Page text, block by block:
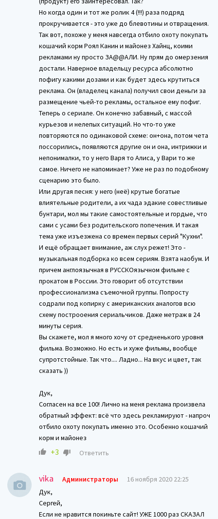
Но когда один и тот же ролик 4 (!!!) раза подряд
прокручивается - это уже до блевотины и отвращения.
Так вот, похоже у меня навсегда отбило охоту покупать
кошачий корм Роял Канин и майонез Хайнц, коими
рекламами ну просто ЗА@@АЛИ. Ну прям до омерзения
достали. Наверное владельцу ресурса абсолютно
пофигу какими дозами и как будет здесь крутиться
реклама. Он (владелец канала) получил свои деньги за
размещение чьей-то рекламы, остальное ему пофиг.
Теперь о сериале. Он конечно забавный, с массой
курьезов и нелепых ситуаций. Но что-то уже
повторяются по одинаковой схеме: он+она, потом чета
поссорились, появляются другие он и она, интрижки и
непонималки, то у него Варя то Алиса, у Вари то же
самое. Ничего не напоминает? Уже не раз по подобному
сценарию это было.
Или другая песня: у него (неё) крутые богатые
влиятельные родители, а их чада эдакие совестливые
бунтари, мол мы такие самостоятельные и гордые, что
сами с усами без родительского попечения. И такая
тема уже изъезжена со времен первых серий "Кухни".
И ещё обращает внимание, аж слух режет! Это -
музыкальная подборка ко всем сериям. Взята наобум. И
причем англоязычная в РУССКОязычном фильме с
прокатом в России. Это говорит об отсутствии
профессионализма съемочной группы. Попросту
содрали под копирку с американских аналогов всю
схему построоения сериальчиков. Даже метраж в 24
минуты серия.
Вы скажете, мол я много хочу от средненького уровня
фильма. Возможно. Но есть и хуже фильмы, вообще
супротстойные. Так что.... Ладно... На вкус и цвет, так
сказать ))
Дук,
Согласен на все 100! Лично на меня реклама произвела
обратный эффект: всё что здесь рекламируют - напроч
отбило охоту покупать именно это. Особенно кошачий
корм и майонез
+3 Ответить
vika Администраторы
16 ноября 2020 22:25
Дук,
Сергей,
Если не нравится покиньте сайт! УЖЕ 1000 раз СКАЗАЛ